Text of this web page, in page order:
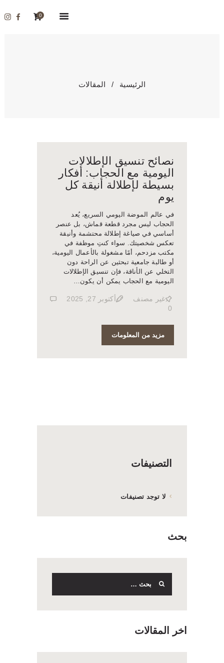
0
الرئيسية المقالات
المدونة
نصائح تنسيق الإطلالات
اليومية مع الحجاب: أفكار
بسيطة لإطلالة أنيقة كل
يوم
في عالم الموضة اليومي السريع، يُعد
الحجاب ليس مجرد قطعة قماش، بل عنصر
أساسي في صياغة إطلالة محتشمة وأنيقة
تعكس شخصيتك. سواء كنتِ موظفة في
مكتب مزدحم، أمًا مشغولة بالأعمال اليومية،
أو طالبة جامعية تبحثين عن الراحة دون
التخلي عن الأناقة، فإن تنسيق الإطلالات
اليومية مع الحجاب يمكن أن يكون…
غير مصنف
أكتوبر 27, 2025
0
مزيد من المعلومات
التصنيفات
لا توجد تصنيفات
بحث
عن:
اخر المقالات